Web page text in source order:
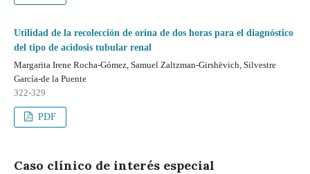
Utilidad de la recolección de orina de dos horas para el diagnóstico
del tipo de acidosis tubular renal
Margarita Irene Rocha-Gómez, Samuel Zaltzman-Girshëvich, Silvestre
García-de la Puente
322-329
PDF
Caso clínico de interés especial